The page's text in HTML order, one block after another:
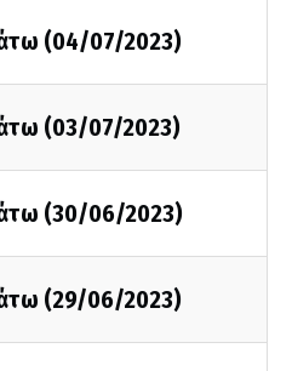
(04/07/2023)
(03/07/2023)
(30/06/2023)
(29/06/2023)